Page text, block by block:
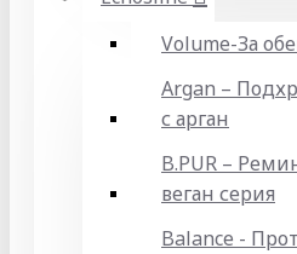
Volume-За
Argan –
с арган
B.PUR –
веган серия
Balance -